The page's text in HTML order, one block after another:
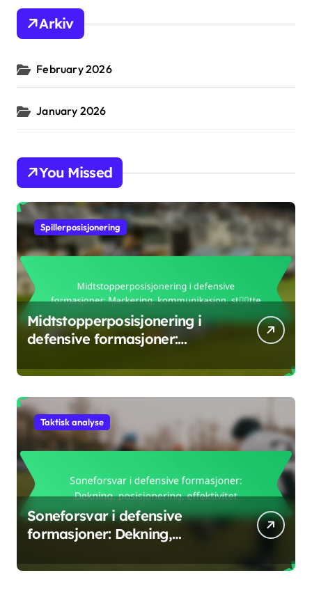
h
o
:
Arkiv
February 2026
January 2026
You Missed
Spillerposisjonering
Midtstopperposisjonering i
defensive formasjoner:
støtte
Taktisk analyse
Soneforsvar i defensive
formasjoner: Dekning,